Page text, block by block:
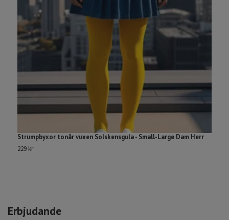
Erbjudande
Strumpbyxor tonår vuxen Solskensgula - Small-Large Dam Herr
229 kr